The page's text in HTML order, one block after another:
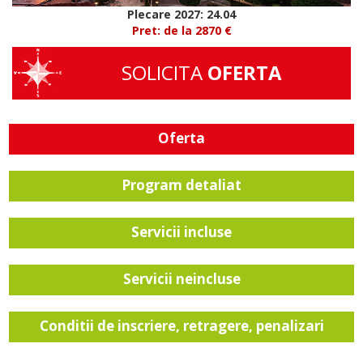
Plecare 2027: 24.04
Pret: de la 2870 €
SOLICITA OFERTA
Oferta
Program detaliat
Servicii incluse
Servicii neincluse
Conditii de inscriere, retragere, penalizari